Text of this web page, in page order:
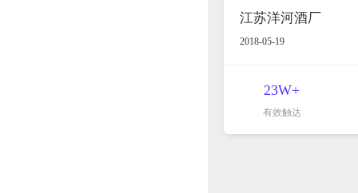
江苏洋河酒厂
2018-05-19
23W+
有效触达